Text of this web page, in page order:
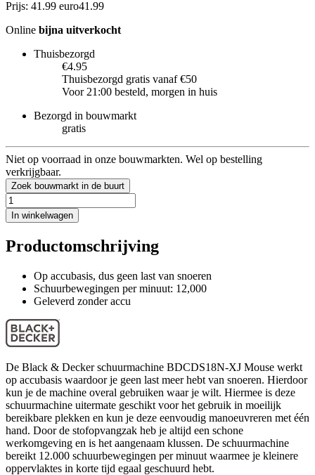
Prijs: 41.99 euro41 .99
Online bijna uitverkocht
Thuisbezorgd
€4.95
Thuisbezorgd gratis vanaf €50
Voor 21:00 besteld, morgen in huis
Bezorgd in bouwmarkt
gratis
Niet op voorraad in onze bouwmarkten. Wel op bestelling
verkrijgbaar.
Zoek bouwmarkt in de buurt
In winkelwagen
Productomschrijving
Op accubasis, dus geen last van snoeren
Schuurbewegingen per minuut: 12,000
Geleverd zonder accu
De Black & Decker schuurmachine BDCDS18N-XJ Mouse werkt
op accubasis waardoor je geen last meer hebt van snoeren. Hierdoor
kun je de machine overal gebruiken waar je wilt. Hiermee is deze
schuurmachine uitermate geschikt voor het gebruik in moeilijk
bereikbare plekken en kun je deze eenvoudig manoeuvreren met één
hand. Door de stofopvangzak heb je altijd een schone
werkomgeving en is het aangenaam klussen. De schuurmachine
bereikt 12.000 schuurbewegingen per minuut waarmee je kleinere
oppervlaktes in korte tijd egaal geschuurd hebt.